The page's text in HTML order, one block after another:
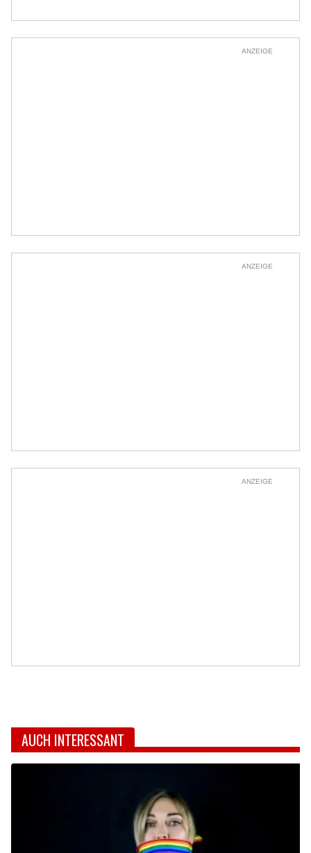
ANZEIGE
ANZEIGE
ANZEIGE
AUCH INTERESSANT